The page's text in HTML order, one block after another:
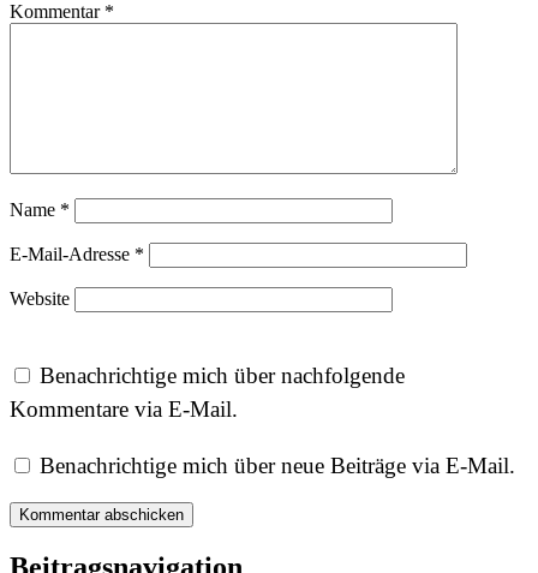
Kommentar *
Name *
E-Mail-Adresse *
Website
Benachrichtige mich über nachfolgende
Kommentare via E-Mail.
Benachrichtige mich über neue Beiträge via E-Mail.
Beitragsnavigation